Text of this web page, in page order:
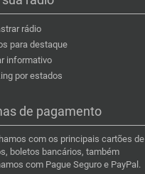
rádio
para destaque
informativo
por estados
de pagamento
com os principais cartões de
boletos bancários, também
com Pague Seguro e PayPal.